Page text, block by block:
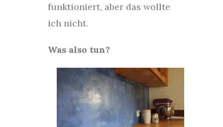
funktioniert, aber das wollte
ich nicht.
Was also tun?